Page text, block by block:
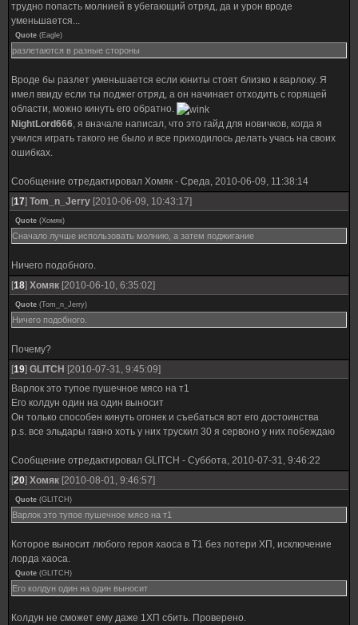
трудно попасть молнией в убегающий отряд, да и урон вроде
уменьшается...
Quote (Eagle)
разлетаются в разные стороны
Вроде бы разлет уменьшается если юниты стоят близко к варлоку. Я
имел ввиду если ты поджег отряд, а он начинает отходить с горящей
области, можно кинуть его обратно.
NightLord666, я вначале написал, что это гайд для новичков, когда я
учился играть такого не было и все приходилось делать учась на своих
ошибках.
Сообщение отредактировал Хомяк - Среда, 2010-06-09, 11:38:14
[17] Tom_n_Jerry [2010-06-09, 10:43:17]
Quote (Хомяк)
Сначало лучше использовать молнию, а затем поджигание
Ничего подобного.
[18] Хомяк [2010-06-10, 6:35:02]
Quote (Tom_n_Jerry)
Ничего подобного.
Почему?
[19] GLITCH [2010-07-31, 9:45:09]
Варлок это тупое пушечное мясо на т1
Его колдун один на один выносит
Он только способен кинуть огонек и съебаться вот его достоинства
p.s. все эльдары гавно хоть у них трускил 30 я сервоно у них побеждаю
Сообщение отредактировал GLITCH - Суббота, 2010-07-31, 9:46:22
[20] Хомяк [2010-08-01, 9:46:57]
Quote (GLITCH )
Варлок это тупое пушечное мясо на т1
Которое выносит любого героя хаоса в Т1 без потери ХП, исключение
лорда хаоса.
Quote (GLITCH )
Его колдун один на один выносит
Колдун не сможет ему даже 1ХП сбить. Проверено.